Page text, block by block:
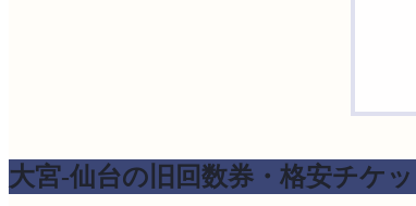
大宮-仙台の旧回数券・格安チケ